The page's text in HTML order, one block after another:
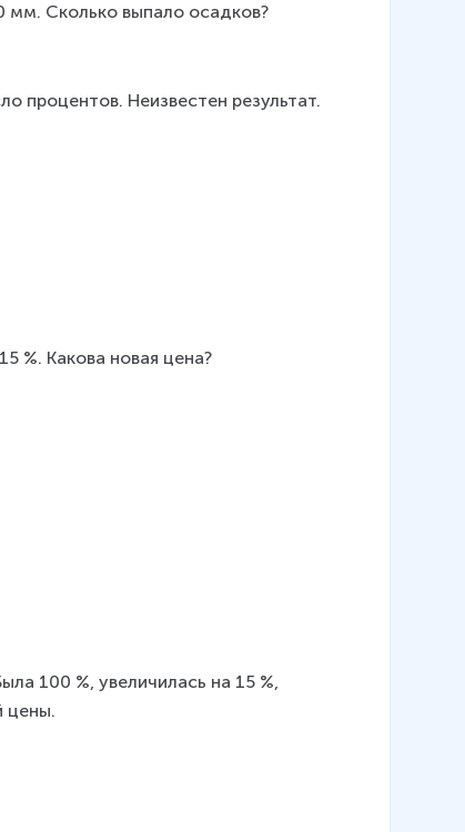
C
мм. Сколько выпало осадков?
процентов. Неизвестен результат.
%. Какова новая цена?
100 %, увеличилась на 15 %,
цены.